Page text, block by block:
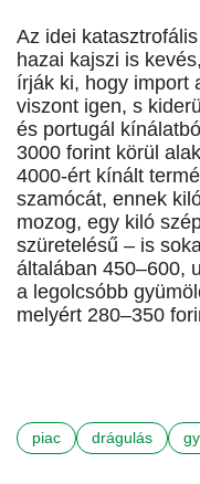
Az idei
hazai kajszi is
írják ki, hogy import
viszont igen, s
és portugál
3000 forint körül
4000-ért kínált
szamócát, ennek
mozog, egy kiló
szüretelésű – is
általában 450–600,
a legolcsóbb
melyért 280–350
piac drágulás